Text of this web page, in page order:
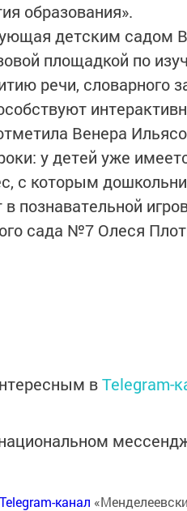
образования».
детским садом
площадкой по
речи, словарного
Венера
у детей уже
с которым
познавательной
сада №7 Олеся
вTelegram-
Telegram-канал